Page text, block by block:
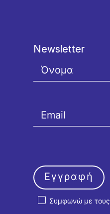
Newsletter
Συμφωνώ με τους
Εγγραφή